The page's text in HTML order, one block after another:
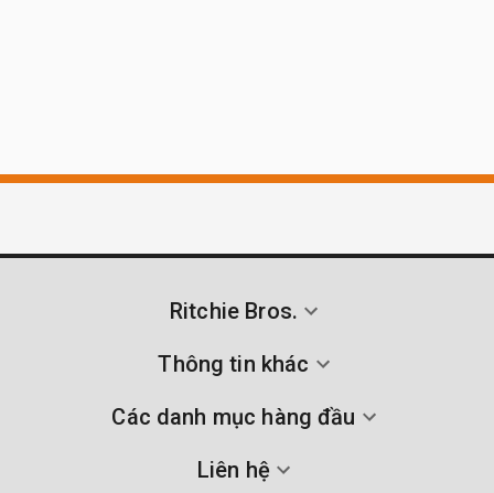
Ritchie Bros.
Thông tin khác
Các danh mục hàng đầu
Liên hệ